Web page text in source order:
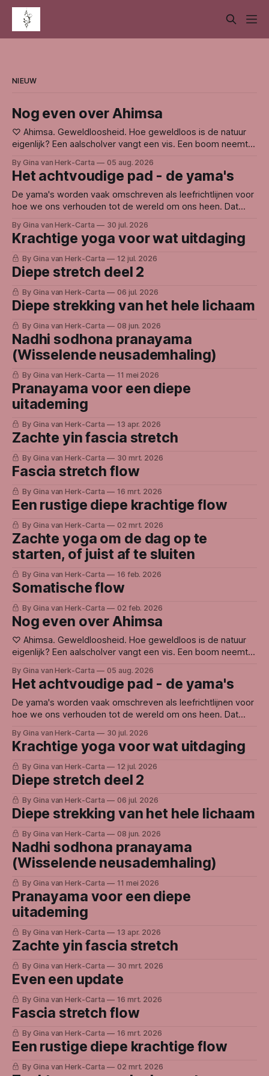
NIEUW
Nog even over Ahimsa
♡ Ahimsa. Geweldloosheid. Hoe geweldloos is de natuur
eigenlijk? Een aalscholver vangt een vis. Een boom neemt
En toch voelt de natuur voor mij niet gewelddadig. Waarom?
Misschien omdat de natuur niet handelt vanuit haat, wraak
of ego. Ze doet
By Gina van Herk-Carta 05 aug. 2026
Het achtvoudige pad - de yama's
De yama's worden vaak omschreven als leefrichtlijnen voor
hoe we ons verhouden tot de wereld om ons heen. Dat
hoe we zouden moeten leven? Voor mij gaat het niet over
regels, maar over oorzaak en gevolg. Binnen de
yogafilosofie wordt
By Gina van Herk-Carta 30 jul. 2026
Krachtige yoga voor wat uitdaging
By Gina van Herk-Carta 12 jul. 2026
Diepe stretch deel 2
By Gina van Herk-Carta 06 jul. 2026
Diepe strekking van het hele lichaam
By Gina van Herk-Carta 08 jun. 2026
Nadhi sodhona pranayama
(Wisselende neusademhaling)
By Gina van Herk-Carta 11 mei 2026
Pranayama voor een diepe
uitademing
By Gina van Herk-Carta 13 apr. 2026
Zachte yin fascia stretch
By Gina van Herk-Carta 30 mrt. 2026
Fascia stretch flow
By Gina van Herk-Carta 16 mrt. 2026
Een rustige diepe krachtige flow
By Gina van Herk-Carta 02 mrt. 2026
Zachte yoga om de dag op te
starten, of juist af te sluiten
By Gina van Herk-Carta 16 feb. 2026
Somatische flow
By Gina van Herk-Carta 02 feb. 2026
Nog even over Ahimsa
♡ Ahimsa. Geweldloosheid. Hoe geweldloos is de natuur
eigenlijk? Een aalscholver vangt een vis. Een boom neemt
En toch voelt de natuur voor mij niet gewelddadig. Waarom?
Misschien omdat de natuur niet handelt vanuit haat, wraak
of ego. Ze doet
By Gina van Herk-Carta 05 aug. 2026
Het achtvoudige pad - de yama's
De yama's worden vaak omschreven als leefrichtlijnen voor
hoe we ons verhouden tot de wereld om ons heen. Dat
hoe we zouden moeten leven? Voor mij gaat het niet over
regels, maar over oorzaak en gevolg. Binnen de
yogafilosofie wordt
By Gina van Herk-Carta 30 jul. 2026
Krachtige yoga voor wat uitdaging
By Gina van Herk-Carta 12 jul. 2026
Diepe stretch deel 2
By Gina van Herk-Carta 06 jul. 2026
Diepe strekking van het hele lichaam
By Gina van Herk-Carta 08 jun. 2026
Nadhi sodhona pranayama
(Wisselende neusademhaling)
By Gina van Herk-Carta 11 mei 2026
Pranayama voor een diepe
uitademing
By Gina van Herk-Carta 13 apr. 2026
Zachte yin fascia stretch
By Gina van Herk-Carta 30 mrt. 2026
Even een update
By Gina van Herk-Carta 16 mrt. 2026
Fascia stretch flow
By Gina van Herk-Carta 16 mrt. 2026
Een rustige diepe krachtige flow
By Gina van Herk-Carta 02 mrt. 2026